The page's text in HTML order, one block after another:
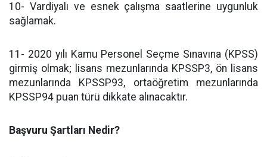
10- Vardiyalı ve esnek çalışma saatlerine uygunluk
sağlamak.
11- 2020 yılı Kamu Personel Seçme Sınavına (KPSS)
girmiş olmak; lisans mezunlarında KPSSP3, ön lisans
mezunlarında KPSSP93, ortaöğretim mezunlarında
KPSSP94 puan türü dikkate alınacaktır.
Başvuru Şartları Nedir?